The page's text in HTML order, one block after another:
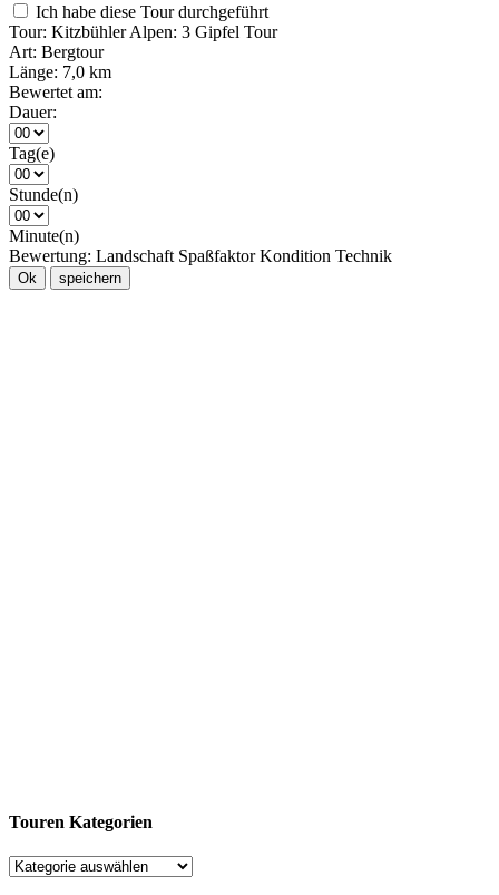
Ich habe diese Tour durchgeführt
Tour: Kitzbühler Alpen: 3 Gipfel Tour
Art: Bergtour
Länge: 7,0 km
Bewertet am:
Dauer:
Tag(e)
Stunde(n)
Minute(n)
Bewertung: Landschaft Spaßfaktor Kondition Technik
Ok speichern
Touren Kategorien